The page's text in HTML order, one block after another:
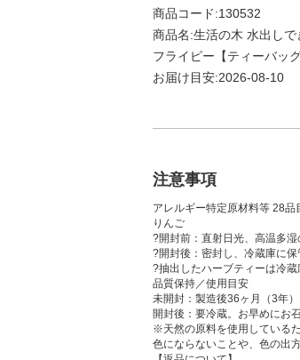
商品コード:130532
商品名:生活の木 水出し
フライピー【ティーバッ
お届け目安:2026-08-10
注意事項
アレルギー特定原材料等 28品
りんご
?開封前：直射日光、高温多湿
?開封後：密封し、冷蔵庫に保
?抽出したハーブティーは冷蔵
品質保持／使用目安
未開封：製造後36ヶ月（3年）
開封後：要冷蔵。お早めにお
※天然の原料を使用している
色にならないことや、色の出